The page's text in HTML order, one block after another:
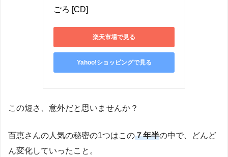
ごろ [CD]
楽天市場で見る
Yahoo!ショッピングで見る
この短さ、意外だと思いませんか？
百恵さんの人気の秘密の1つはこの７年半の中で、どんど
ん変化していったこと。